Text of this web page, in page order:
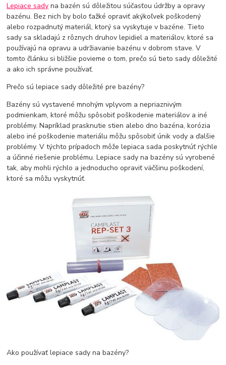
Lepiace sady na bazén sú dôležitou súčasťou údržby a opravy
bazénu. Bez nich by bolo ťažké opraviť akýkoľvek poškodený
alebo rozpadnutý materiál, ktorý sa vyskytuje v bazéne. Tieto
sady sa skladajú z rôznych druhov lepidiel a materiálov, ktoré sa
používajú na opravu a udržiavanie bazénu v dobrom stave. V
tomto článku si bližšie povieme o tom, prečo sú tieto sady dôležité
a ako ich správne používať.
Prečo sú lepiace sady dôležité pre bazény?
Bazény sú vystavené mnohým vplyvom a nepriaznivým
podmienkam, ktoré môžu spôsobiť poškodenie materiálov a iné
problémy. Napríklad prasknutie stien alebo dno bazéna, korózia
alebo iné poškodenie materiálu môžu spôsobiť únik vody a ďalšie
problémy. V týchto prípadoch môže lepiaca sada poskytnúť rýchle
a účinné riešenie problému. Lepiace sady na bazény sú vyrobené
tak, aby mohli rýchlo a jednoducho opraviť väčšinu poškodení,
ktoré sa môžu vyskytnúť.
Ako používať lepiace sady na bazény?